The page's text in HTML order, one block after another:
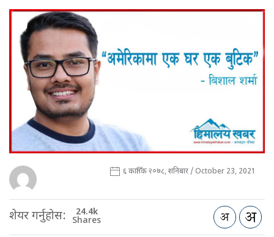
६ कार्तिक २०७८, शनिबार / October 23, 2021
शेयर गर्नुहोस: 24.4k
Shares